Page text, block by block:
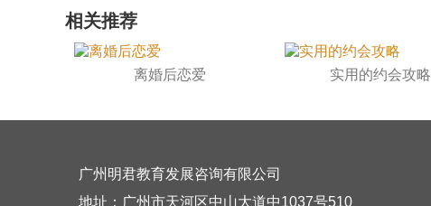
相关推荐
离婚后恋爱 实用的约会攻略
广州明君教育发展咨询有限公司
地址：广州市天河区中山大道中1037号510